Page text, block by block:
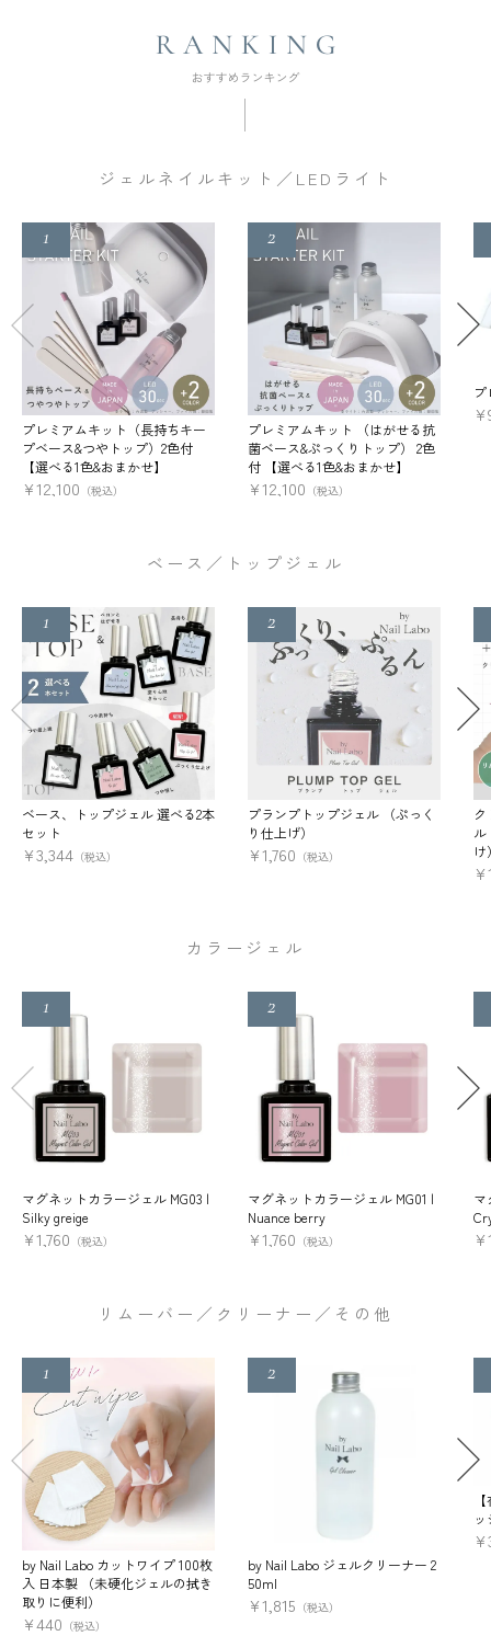
ジェルネイルキット／LEDライト
プレミアムキット（長持ちキー
プベース&つやトップ）2色付
【選べる1色&おまかせ】
¥12,100 （税込）
プレミアムキット （はがせる抗
菌ベース&ぷっくりトップ） 2色
付 【選べる1色&おまかせ】
¥12,100 （税込）
¥
ベース／トップジェル
ベース、トップジェル 選べる2本
セット
¥3,344 （税込）
プランプトップジェル （ぷっく
り仕上げ）
¥1,760 （税込）
ル
け
¥
カラージェル
マグネットカラージェル MG03 |
Silky greige
¥1,760 （税込）
マグネットカラージェル MG01 |
Nuance berry
¥1,760 （税込）
マ
¥
リムーバー／クリーナー／その他
by Nail Labo カットワイプ 100枚
入 日本製 （未硬化ジェルの拭き
取りに便利）
¥440 （税込）
by Nail Labo ジェルクリーナー 2
50ml
¥1,815 （税込）
¥